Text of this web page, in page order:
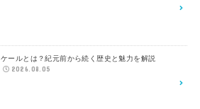
ケールとは？紀元前から続く歴史と魅力を解説
2026.08.05